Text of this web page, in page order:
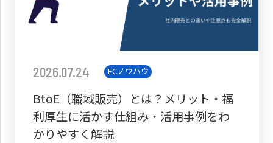
2026.07.24 ECノウハウ
BtoE（職域販売）とは？メリット・福
利厚生に活かす仕組み・活用事例をわ
かりやすく解説